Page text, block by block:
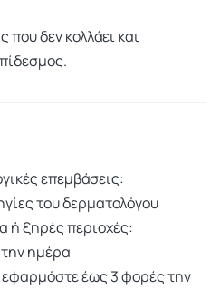
δεν κολλάει και
επεμβάσεις:
του δερματολόγου
ή ξηρές περιοχές:
ημέρα
έως 3 φορές την